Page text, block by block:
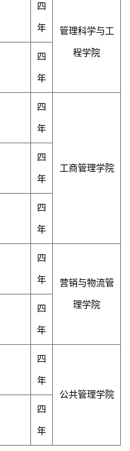
四
年 管理科学与工
程学院
四
年
四
年
工商管理学院
四
年
四
年
四
年 营销与物流管
理学院
四
年
四
年
公共管理学院
四
年